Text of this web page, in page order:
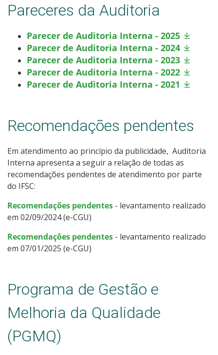
Pareceres da Auditoria
Parecer de Auditoria Interna - 2025
Parecer de Auditoria Interna - 2024
Parecer de Auditoria Interna - 2023
Parecer de Auditoria Interna - 2022
Parecer de Auditoria Interna - 2021
Recomendações pendentes
Em atendimento ao princípio da publicidade, Auditoria
Interna apresenta a seguir a relação de todas as
recomendações pendentes de atendimento por parte
do IFSC:
Recomendações pendentes - levantamento realizado
em 02/09/2024 (e-CGU)
Recomendações pendentes - levantamento realizado
em 07/01/2025 (e-CGU)
Programa de Gestão e
Melhoria da Qualidade
(PGMQ)